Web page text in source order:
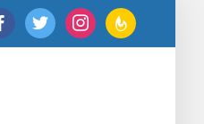
twitter instagramfeedburner